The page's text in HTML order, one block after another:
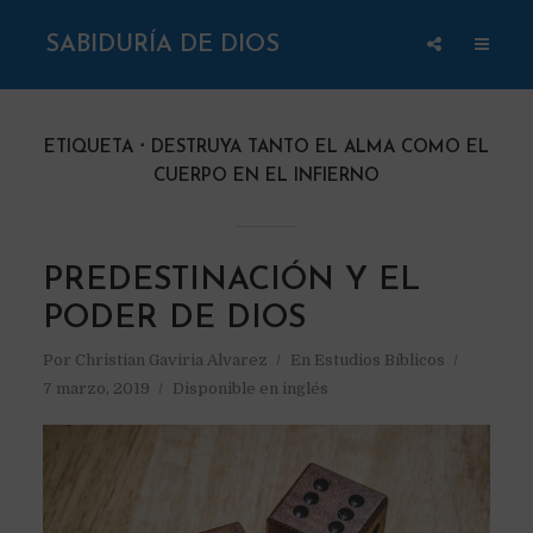
SABIDURÍA DE DIOS
ETIQUETA
DESTRUYA TANTO EL ALMA COMO EL
CUERPO EN EL INFIERNO
PREDESTINACIÓN Y EL
PODER DE DIOS
Por Christian Gaviria Alvarez En Estudios Bíblicos
7 marzo, 2019
Disponible en inglés